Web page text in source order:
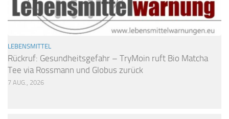
LEBENSMITTEL
Rückruf: Gesundheitsgefahr – TryMoin ruft Bio Matcha
Tee via Rossmann und Globus zurück
7 AUG., 2026